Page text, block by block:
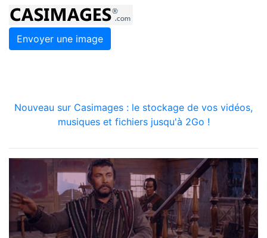
Envoyer une image
Nouveau sur Casimages : le stockage de vos vidéos,
musiques et fichiers jusqu'à 2Go !